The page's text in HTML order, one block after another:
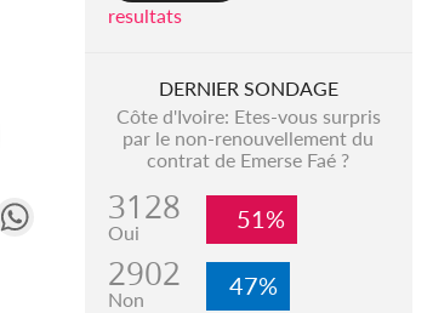
MessengerWhatsApp
resultats
DERNIER SONDAGE
Côte d'Ivoire: Etes-vous surpris
par le non-renouvellement du
contrat de Emerse Faé ?
3128
Oui 51%
2902
Non 47%